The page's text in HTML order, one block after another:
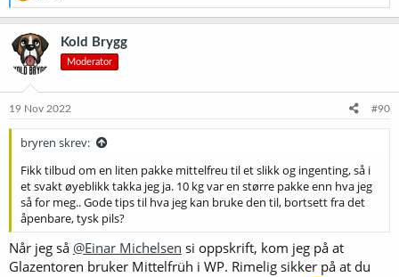
e
a
k
s
j
o
e
Kold Brygg
Moderator
19 Nov 2022 #90
bryren skrev:
Fikk tilbud om en liten pakke mittelfreu til et slikk og ingenting, så i
et svakt øyeblikk takka jeg ja. 10 kg var en større pakke enn hva jeg
så for meg.. Gode tips til hva jeg kan bruke den til, bortsett fra det
åpenbare, tysk pils?
Når jeg så @Einar Michelsen si oppskrift, kom jeg på at
Glazentoren bruker Mittelfrüh i WP. Rimelig sikker på at du